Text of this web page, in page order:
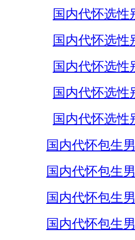
国内代怀选性
国内代怀选性
国内代怀选性
国内代怀选性
国内代怀选性
国内代怀包生
国内代怀包生
国内代怀包生
国内代怀包生